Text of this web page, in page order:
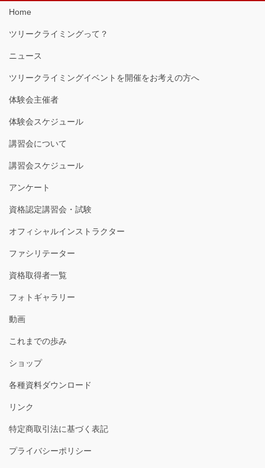
Home
ツリークライミングって？
ニュース
ツリークライミングイベントを開催をお考えの方へ
体験会主催者
体験会スケジュール
講習会について
講習会スケジュール
アンケート
資格認定講習会・試験
オフィシャルインストラクター
ファシリテーター
資格取得者一覧
フォトギャラリー
動画
これまでの歩み
ショップ
各種資料ダウンロード
リンク
特定商取引法に基づく表記
プライバシーポリシー